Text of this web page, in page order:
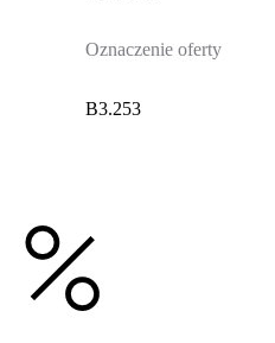
Oznaczenie oferty
B3.253